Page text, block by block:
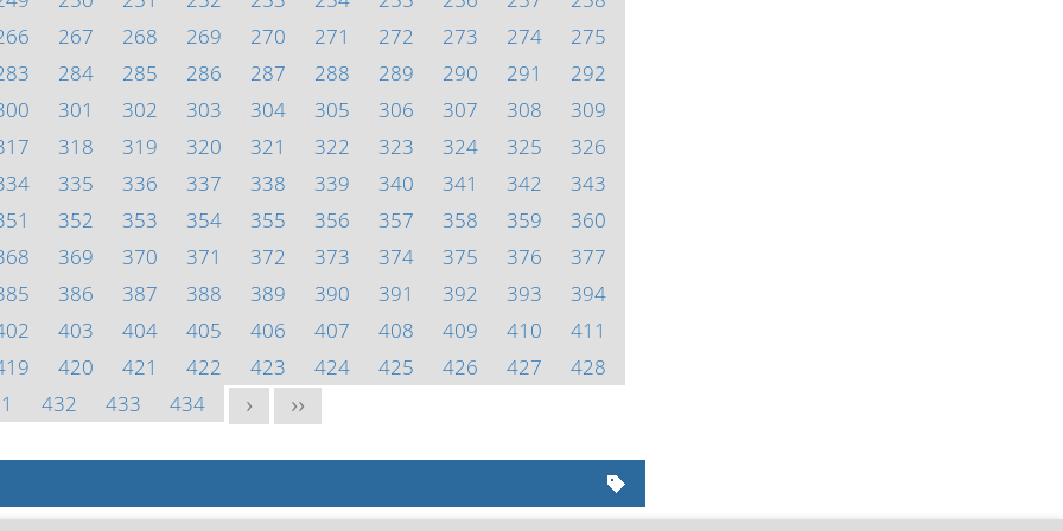
267 268 269 270 271 272 273 274
275
284 285 286 287 288 289 290 291
292
301 302 303 304 305 306 307 308
309
318 319 320 321 322 323 324 325
326
335 336 337 338 339 340 341 342
343
352 353 354 355 356 357 358 359
360
369 370 371 372 373 374 375 376
377
386 387 388 389 390 391 392 393
394
403 404 405 406 407 408 409 410
411
420 421 422 423 424 425 426 427
428
432 433 434 > >>